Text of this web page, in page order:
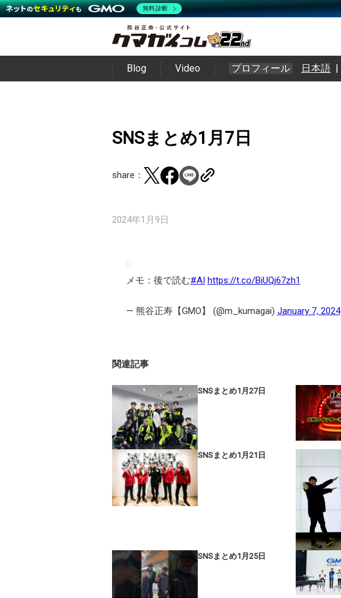
Blog Video プロフィール 日本語 |
SNSまとめ1月7日
share：
2024年1月9日
メモ：後で読む#AI https://t.co/BiUQj67zh1
— 熊谷正寿【GMO】 (@m_kumagai) January 7, 2024
関連記事
SNSまとめ1月27日
SNSまとめ1月21日
SNSまとめ1月25日
無料診断